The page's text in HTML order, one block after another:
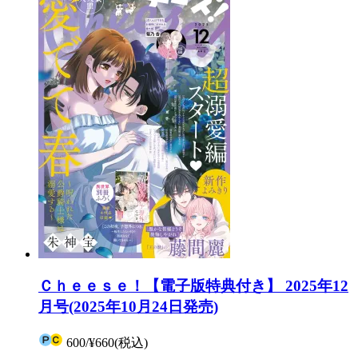
Ｃｈｅｅｓｅ！【電子版特典付き】 2025年12
月号(2025年10月24日発売)
600/¥660(税込)